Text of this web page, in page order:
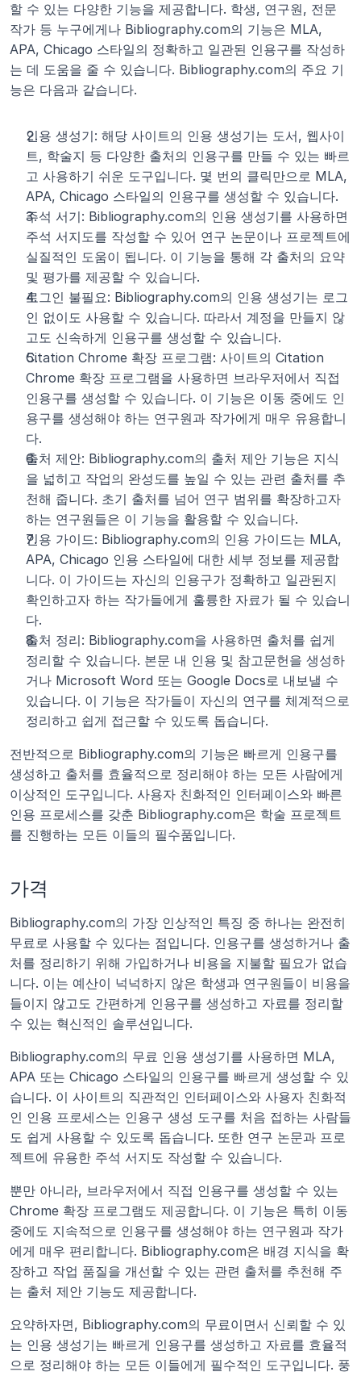
할 수 있는 다양한 기능을 제공합니다. 학생, 연구원, 전문
작가 등 누구에게나 Bibliography.com의 기능은 MLA,
APA, Chicago 스타일의 정확하고 일관된 인용구를 작성하
는 데 도움을 줄 수 있습니다. Bibliography.com의 주요 기
능은 다음과 같습니다.
인용 생성기: 해당 사이트의 인용 생성기는 도서, 웹사이
트, 학술지 등 다양한 출처의 인용구를 만들 수 있는 빠르
고 사용하기 쉬운 도구입니다. 몇 번의 클릭만으로 MLA,
APA, Chicago 스타일의 인용구를 생성할 수 있습니다.
주석 서기: Bibliography.com의 인용 생성기를 사용하면
주석 서지도를 작성할 수 있어 연구 논문이나 프로젝트에
실질적인 도움이 됩니다. 이 기능을 통해 각 출처의 요약
및 평가를 제공할 수 있습니다.
로그인 불필요: Bibliography.com의 인용 생성기는 로그
인 없이도 사용할 수 있습니다. 따라서 계정을 만들지 않
고도 신속하게 인용구를 생성할 수 있습니다.
Citation Chrome 확장 프로그램: 사이트의 Citation
Chrome 확장 프로그램을 사용하면 브라우저에서 직접
인용구를 생성할 수 있습니다. 이 기능은 이동 중에도 인
용구를 생성해야 하는 연구원과 작가에게 매우 유용합니
다.
출처 제안: Bibliography.com의 출처 제안 기능은 지식
을 넓히고 작업의 완성도를 높일 수 있는 관련 출처를 추
천해 줍니다. 초기 출처를 넘어 연구 범위를 확장하고자
하는 연구원들은 이 기능을 활용할 수 있습니다.
인용 가이드: Bibliography.com의 인용 가이드는 MLA,
APA, Chicago 인용 스타일에 대한 세부 정보를 제공합
니다. 이 가이드는 자신의 인용구가 정확하고 일관된지
확인하고자 하는 작가들에게 훌륭한 자료가 될 수 있습니
다.
출처 정리: Bibliography.com을 사용하면 출처를 쉽게
정리할 수 있습니다. 본문 내 인용 및 참고문헌을 생성하
거나 Microsoft Word 또는 Google Docs로 내보낼 수
있습니다. 이 기능은 작가들이 자신의 연구를 체계적으로
정리하고 쉽게 접근할 수 있도록 돕습니다.
전반적으로 Bibliography.com의 기능은 빠르게 인용구를
생성하고 출처를 효율적으로 정리해야 하는 모든 사람에게
이상적인 도구입니다. 사용자 친화적인 인터페이스와 빠른
인용 프로세스를 갖춘 Bibliography.com은 학술 프로젝트
를 진행하는 모든 이들의 필수품입니다.
가격
Bibliography.com의 가장 인상적인 특징 중 하나는 완전히
무료로 사용할 수 있다는 점입니다. 인용구를 생성하거나 출
처를 정리하기 위해 가입하거나 비용을 지불할 필요가 없습
니다. 이는 예산이 넉넉하지 않은 학생과 연구원들이 비용을
들이지 않고도 간편하게 인용구를 생성하고 자료를 정리할
수 있는 혁신적인 솔루션입니다.
Bibliography.com의 무료 인용 생성기를 사용하면 MLA,
APA 또는 Chicago 스타일의 인용구를 빠르게 생성할 수 있
습니다. 이 사이트의 직관적인 인터페이스와 사용자 친화적
인 인용 프로세스는 인용구 생성 도구를 처음 접하는 사람들
도 쉽게 사용할 수 있도록 돕습니다. 또한 연구 논문과 프로
젝트에 유용한 주석 서지도 작성할 수 있습니다.
뿐만 아니라, 브라우저에서 직접 인용구를 생성할 수 있는
Chrome 확장 프로그램도 제공합니다. 이 기능은 특히 이동
중에도 지속적으로 인용구를 생성해야 하는 연구원과 작가
에게 매우 편리합니다. Bibliography.com은 배경 지식을 확
장하고 작업 품질을 개선할 수 있는 관련 출처를 추천해 주
는 출처 제안 기능도 제공합니다.
요약하자면, Bibliography.com의 무료이면서 신뢰할 수 있
는 인용 생성기는 빠르게 인용구를 생성하고 자료를 효율적
으로 정리해야 하는 모든 이들에게 필수적인 도구입니다. 풍